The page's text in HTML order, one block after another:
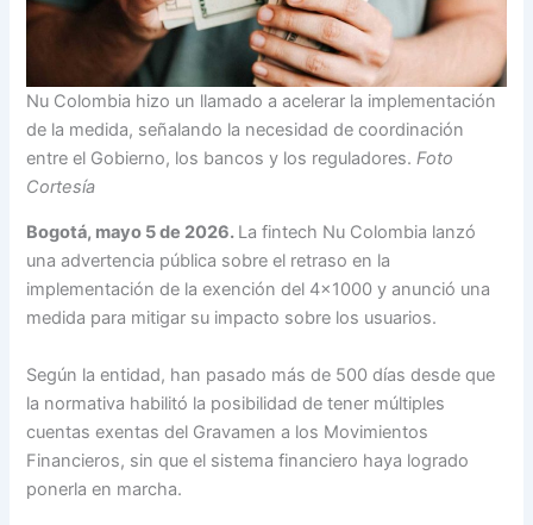
Nu Colombia hizo un llamado a acelerar la implementación
de la medida, señalando la necesidad de coordinación
entre el Gobierno, los bancos y los reguladores.Foto
Cortesía
Bogotá, mayo 5 de 2026. La fintech Nu Colombia lanzó
una advertencia pública sobre el retraso en la
implementación de la exención del 4×1000 y anunció una
medida para mitigar su impacto sobre los usuarios.
Según la entidad, han pasado más de 500 días desde que
la normativa habilitó la posibilidad de tener múltiples
cuentas exentas del Gravamen a los Movimientos
Financieros, sin que el sistema financiero haya logrado
ponerla en marcha.